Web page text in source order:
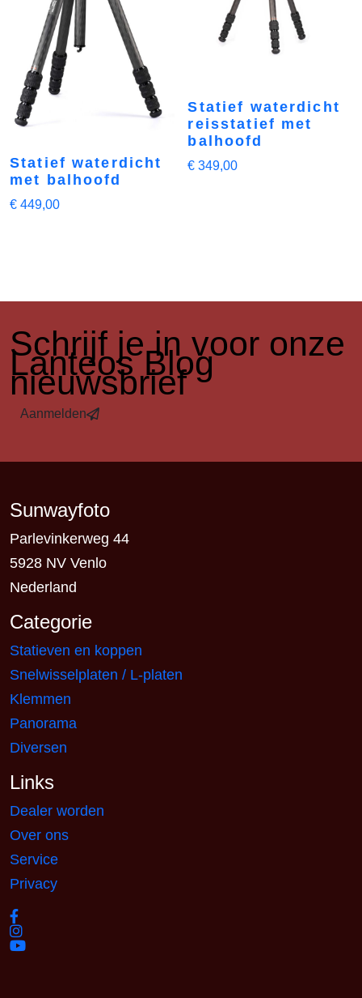
Statief waterdicht
met balhoofd
€ 449,00
Statief waterdicht
reisstatief met
balhoofd
€ 349,00
​Schrijf je in voor onze
Lanteos Blog
nieuwsbrief
Aanmelden
Sunwayfoto
Parlevinkerweg 44
5928 NV Venlo
Nederland
Categorie
Statieven en koppen
Snelwisselplaten / L-platen
Klemmen
Panorama
Diversen
Links
Dealer worden
Over ons
Service
Privacy